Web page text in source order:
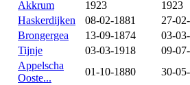
Akkrum 1923
1923
Haskerdijken 08-02-1881
27-
Brongergea 13-09-1874
03-
Tijnje 03-03-1918
09-
Appelscha
Ooste...
01-10-1880
30-